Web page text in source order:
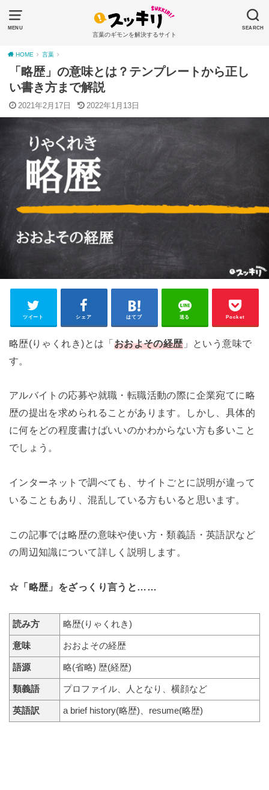
MENU SEARCH
言葉のギモンを解決するサイト
HOME 言葉
「略歴」の意味とは？テンプレートから正し
い書き方まで解説
2021年2月17日 2022年1月13日
ツイート シェア はてブ 送る Pocket
略歴(りゃくれき)とは「おおよその経歴」という意味で
す。
アルバイトの応募や就職・転職活動の際に企業宛てに略
歴の提出を求められることがあります。しかし、具体的
に何をどの程度書けばいいのかわからない方も多いこと
でしょう。
インターネットで調べても、サイトごとに説明が違って
いることもあり、混乱している方もいると思います。
この記事では略歴の意味や使い方・類義語・英語訳など
の周辺知識について詳しく説明します。
☆「略歴」をざっくり言うと……
読み方 略歴(りゃくれき)
意味 おおよその経歴
語源 略(省略) 歴(経歴)
類義語 プロファイル、人となり、横顔など
英語訳 a brief history(略歴)、resume(略歴)